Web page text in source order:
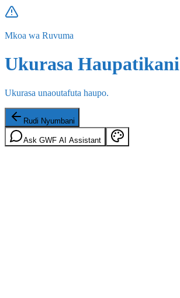
Mkoa wa Ruvuma
Ukurasa Haupatikani
Ukurasa unaoutafuta haupo.
Rudi Nyumbani
Ask GWF AI Assistant